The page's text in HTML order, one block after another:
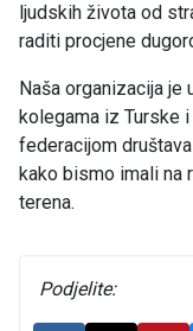
ljudskih života od
raditi procjene
Naša organizacija je
kolegama iz Turske
federacijom
kako bismo imali na
terena.
Podjelite: